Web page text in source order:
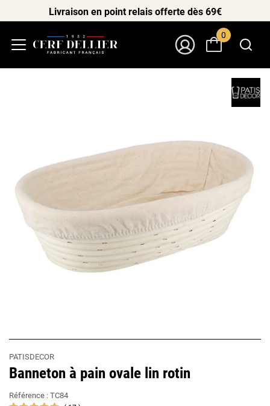
Livraison en point relais offerte dès 69€
0
PATISDECOR
Banneton à pain ovale lin rotin
Référence : TC84